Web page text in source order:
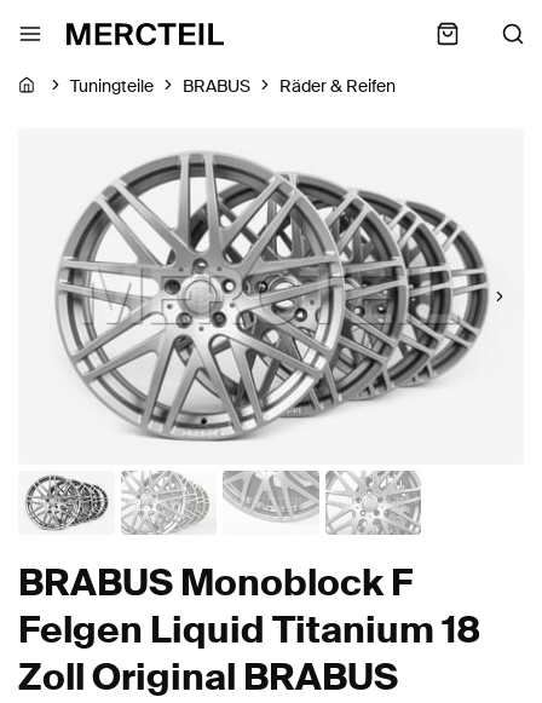
Tuningteile BRABUS Räder & Reifen
BRABUS Monoblock F
Felgen Liquid Titanium 18
Zoll Original BRABUS